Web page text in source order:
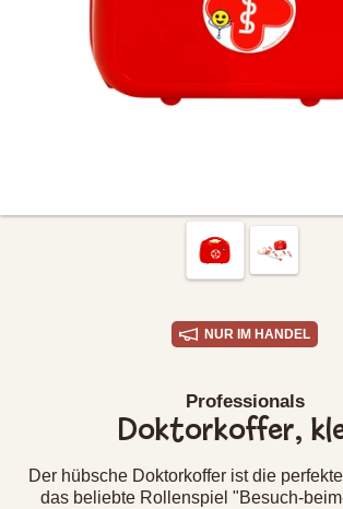
NUR IM HANDEL
Professionals
Doktorkoffer,
Der hübsche Doktorkoffer ist die
das beliebte Rollenspiel "Besuch-